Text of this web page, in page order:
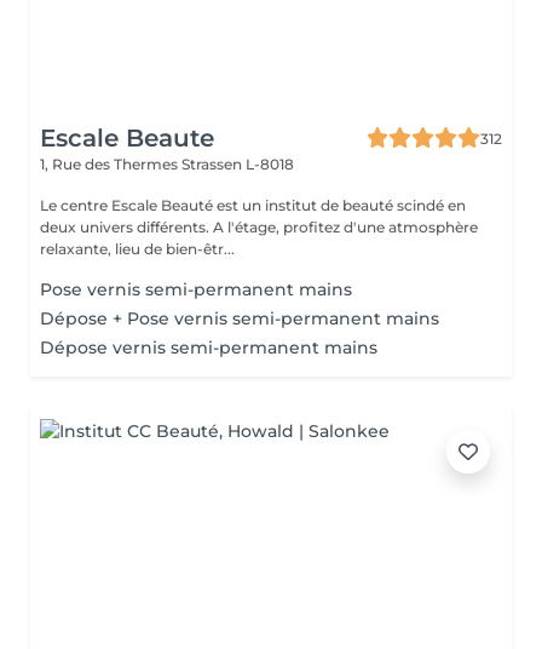
Escale Beaute
312
1, Rue des Thermes Strassen L-8018
Le centre Escale Beauté est un institut de beauté scindé en
deux univers différents. A l'étage, profitez d'une atmosphère
relaxante, lieu de bien-êtr...
Pose vernis semi-permanent mains
Dépose + Pose vernis semi-permanent mains
Dépose vernis semi-permanent mains